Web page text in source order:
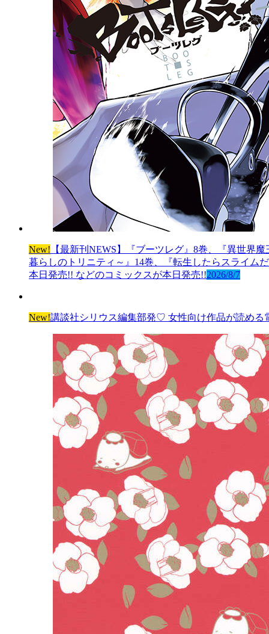
New! 【最新刊NEWS】『ブーツレグ』8巻、『異世界
暮らしのトリニティ～』14巻、『転生したらスライム
本日発売!! などのコミックスが本日発売!!2026/8/7
New!講談社シリウス編集部発♡ 女性向け作品が読める